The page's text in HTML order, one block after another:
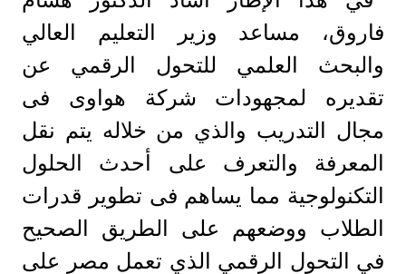
فاروق، مساعد وزير التعليم العالي
والبحث العلمي للتحول الرقمي عن
تقديره لمجهودات شركة هواوى فى
مجال التدريب والذي من خلاله يتم نقل
المعرفة والتعرف على أحدث الحلول
التكنولوجية مما يساهم فى تطوير قدرات
الطلاب ووضعهم على الطريق الصحيح
في التحول الرقمي الذي تعمل مصر على